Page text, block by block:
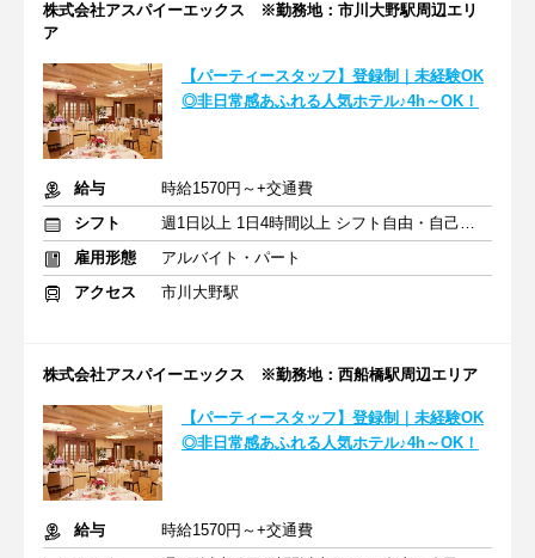
株式会社アスパイーエックス ※勤務地：市川大野駅周辺エリ
ア
【パーティースタッフ】登録制｜未経験OK
◎非日常感あふれる人気ホテル♪4h～OK！
給与
時給1570円～+交通費
シフト
週1日以上 1日4時間以上 シフト自由・自己申告
雇用形態
アルバイト・パート
アクセス
市川大野駅
株式会社アスパイーエックス ※勤務地：西船橋駅周辺エリア
【パーティースタッフ】登録制｜未経験OK
◎非日常感あふれる人気ホテル♪4h～OK！
給与
時給1570円～+交通費